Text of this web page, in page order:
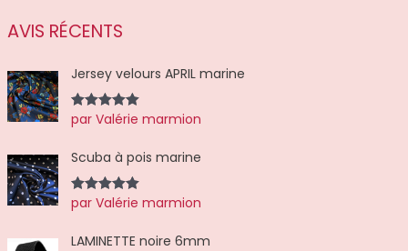
d
u
s
AVIS RÉCENTS
Jersey velours APRIL marine
Note5sur
5
par Valérie marmion
Scuba à pois marine
Note5sur
5
par Valérie marmion
LAMINETTE noire 6mm